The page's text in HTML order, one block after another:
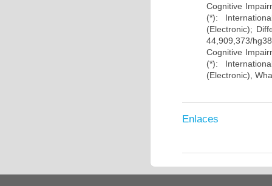
Cognitive
(*):
(Electronic);
44,909,373/
Cognitive
(*):
(Electronic),
Enlaces